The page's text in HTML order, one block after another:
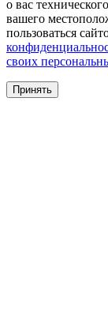
о вас
вашего
пользоваться
своих
Принять